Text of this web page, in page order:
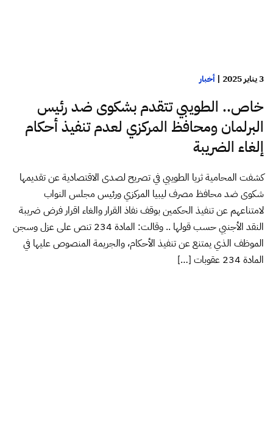
3 يناير 2025 | أخبار
خاص.. الطويبي تتقدم بشكوى ضد رئيس
البرلمان ومحافظ المركزي لعدم تنفيذ أحكام
إلغاء الضريبة
كشفت المحامية ثريا الطويبي في تصريح لصدى الاقتصادية عن تقديمها
شكوى ضد محافظ مصرف ليبيا المركزي ورئيس مجلس النواب
لامتناعهم عن تنفيذ الحكمين بوقف نفاذ القرار والغاء اقرار فرض ضريبة
النقد الأجنبي حسب قولها .. وقالت: المادة 234 تنص على عزل وسجن
الموظف الذي يمتنع عن تنفيذ الأحكام، والجريمة المنصوص عليها في
المادة 234 عقوبات […]